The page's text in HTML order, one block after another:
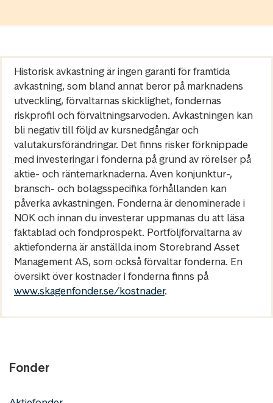
Historisk avkastning är ingen garanti för framtida
avkastning, som bland annat beror på marknadens
utveckling, förvaltarnas skicklighet, fondernas
riskprofil och förvaltningsarvoden. Avkastningen kan
bli negativ till följd av kursnedgångar och
valutakursförändringar. Det finns risker förknippade
med investeringar i fonderna på grund av rörelser på
aktie- och räntemarknaderna. Även konjunktur-,
bransch- och bolagsspecifika förhållanden kan
påverka avkastningen. Fonderna är denominerade i
NOK och innan du investerar uppmanas du att läsa
faktablad och fondprospekt. Portföljförvaltarna av
aktiefonderna är anställda inom Storebrand Asset
Management AS, som också förvaltar fonderna. En
översikt över kostnader i fonderna finns på
www.skagenfonder.se/kostnader.
Fonder